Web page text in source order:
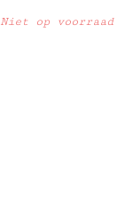
Niet op voorraad